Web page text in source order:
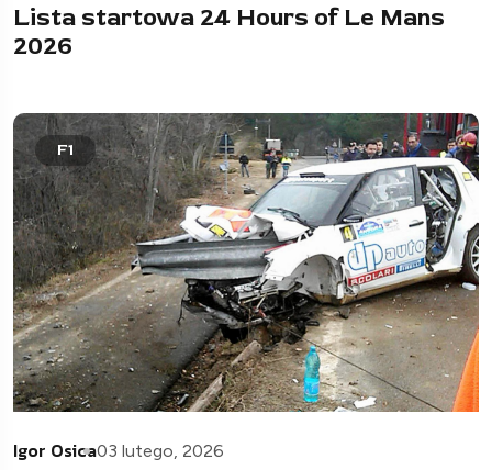
Lista startowa 24 Hours of Le Mans
2026
F1
Igor Osica03 lutego, 2026